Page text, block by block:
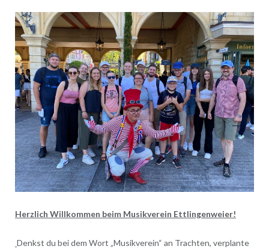
Herzlich Willkommen beim Musikverein Ettlingenweier!
Denkst du bei dem Wort „Musikverein“ an Trachten, verplante